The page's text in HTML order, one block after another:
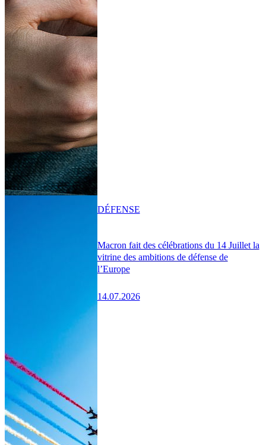
Macron fait des célébrations du 14 Juillet la
vitrine des ambitions de défense de
l’Europe
14.07.2026
DÉFENSE